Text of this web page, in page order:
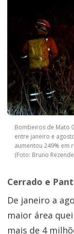
Bombeiros de Mato
entre janeiro e
aumentou 249% em
(Foto: Bruno
Cerrado e
De janeiro a
maior área
mais de 4